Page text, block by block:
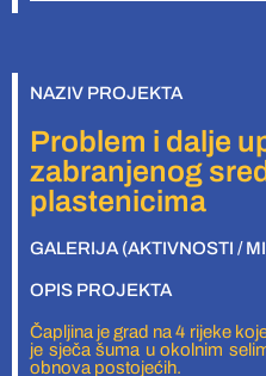
NAZIV PROJEKTA
Problem i dalje
zabranjenog
plastenicima
GALERIJA (AKTIVNOSTI /
OPIS PROJEKTA
Čapljina je grad na 4 rijeke
je sječa šuma u okolnim
obnova postojećih.